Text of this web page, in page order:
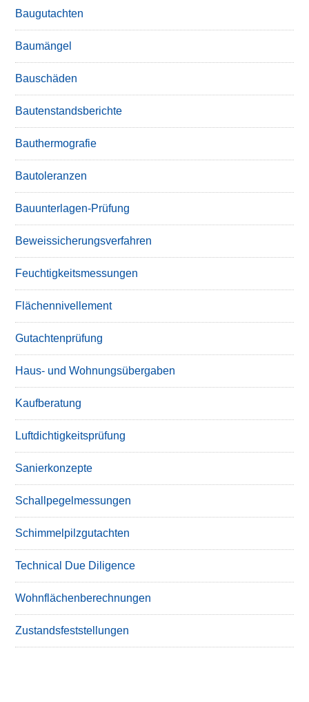
Baugutachten
Baumängel
Bauschäden
Bautenstandsberichte
Bauthermografie
Bautoleranzen
Bauunterlagen-Prüfung
Beweissicherungsverfahren
Feuchtigkeitsmessungen
Flächennivellement
Gutachtenprüfung
Haus- und Wohnungsübergaben
Kaufberatung
Luftdichtigkeitsprüfung
Sanierkonzepte
Schallpegelmessungen
Schimmelpilzgutachten
Technical Due Diligence
Wohnflächenberechnungen
Zustandsfeststellungen